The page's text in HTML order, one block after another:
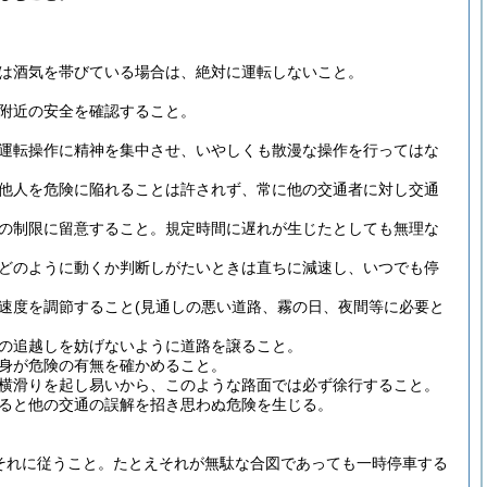
気を帯びている場合は、絶対に運転しないこと。
の安全を確認すること。
操作に精神を集中させ、いやしくも散漫な操作を行ってはな
を危険に陥れることは許されず、常に他の交通者に対し交通
限に留意すること。規定時間に遅れが生じたとしても無理な
ように動くか判断しがたいときは直ちに減速し、いつでも停
を調節すること(見通しの悪い道路、霧の日、夜間等に必要と
越しを妨げないように道路を譲ること。
危険の有無を確かめること。
りを起し易いから、このような路面では必ず徐行すること。
他の交通の誤解を招き思わぬ危険を生じる。
に従うこと。たとえそれが無駄な合図であっても一時停車する